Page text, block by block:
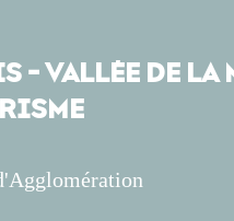
- VALLÉE DE LA